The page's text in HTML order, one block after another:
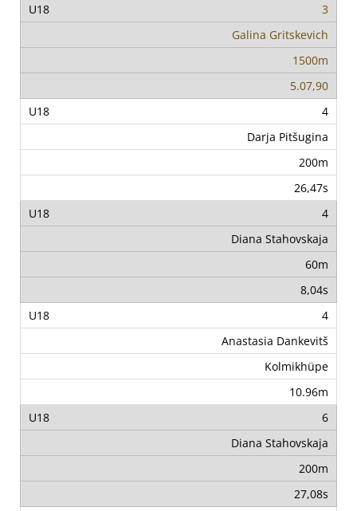
3
Galina Gritskevich
1500m
5.07,90
4
Darja Pitšugina
200m
26,47s
4
Diana Stahovskaja
60m
8,04s
4
Anastasia Dankevitš
Kolmikhüpe
10.96m
6
Diana Stahovskaja
200m
27,08s